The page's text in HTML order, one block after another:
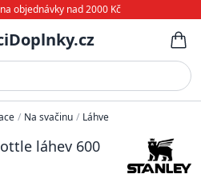
objednávky nad 2000 Kč
/ Na svačinu / Láhve
láhev 600